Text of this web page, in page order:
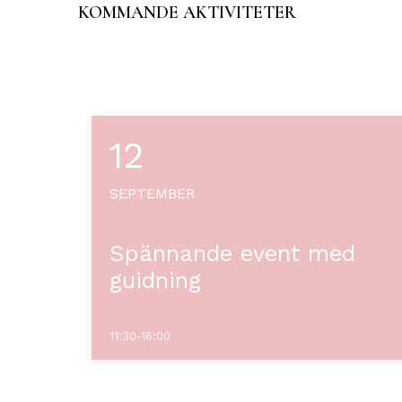
KOMMANDE AKTIVITETER
12
SEPTEMBER
Spännande event med
guidning
11:30-16:00